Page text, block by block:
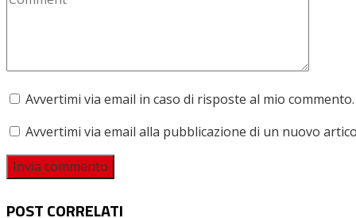
Avvertimi via email in caso di risposte al mio commento.
Avvertimi via email alla pubblicazione di un nuovo
POST CORRELATI